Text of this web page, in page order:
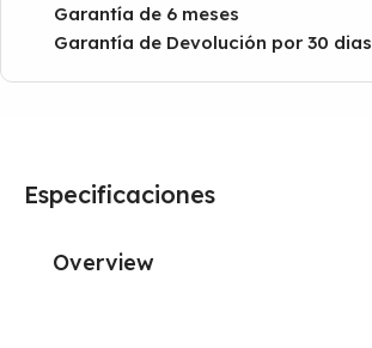
Garantía de 6 meses
Garantía de Devolución por 30 dias
Especificaciones
Overview